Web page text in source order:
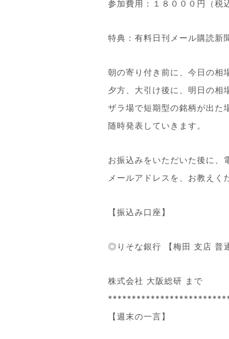
参加費用：１８０００円（税
特典：有料日刊メール購読新
朝の寄り付き前に、今日の相
夕方、大引け後に、明日の相
ザラ場で短期型の銘柄が出た
随時発表していきます。
お振込みをいただいた後に、
メールアドレスを、お教えく
【振込み口座】
◎りそな銀行 【梅田 支店 普
株式会社 大阪総研 まで
【週末の一言】